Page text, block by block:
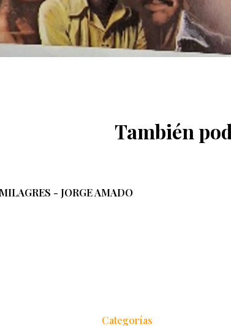
También
- JORGE AMADO
Categorías